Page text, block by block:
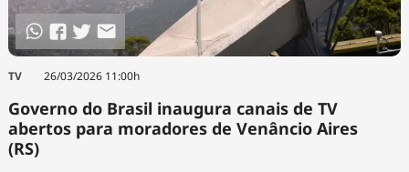
TV 26/03/2026 11:00h
Governo do Brasil inaugura canais de TV
abertos para moradores de Venâncio Aires
(RS)